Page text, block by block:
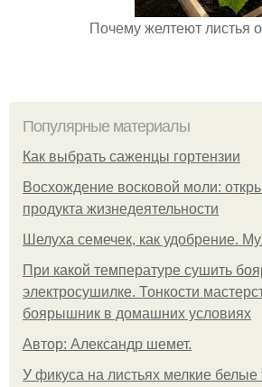
Почему желтеют листья
Популярные материалы
Как выбрать саженцы гортензии
Восхождение восковой моли:
продукта жизнедеятельности
Шелуха семечек, как удобрение.
При какой температуре сушить
электросушилке. Тонкости
боярышник в домашних условиях
Автор: Александр шемет.
У фикуса на листьях мелкие белые